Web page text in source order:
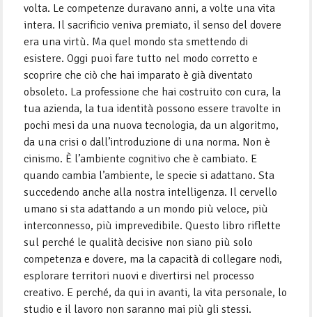
volta. Le competenze duravano anni, a volte una vita
intera. Il sacrificio veniva premiato, il senso del dovere
era una virtù. Ma quel mondo sta smet­tendo di
esistere. Oggi puoi fare tutto nel modo corretto e
scoprire che ciò che hai impa­rato è già diventato
obsoleto. La professione che hai costruito con cura, la
tua azienda, la tua identità possono essere travolte in
pochi mesi da una nuova tecnologia, da un algoritmo,
da una crisi o dall’introduzione di una norma. Non è
cinismo. È l’ambiente cognitivo che è cambiato. E
quando cam­bia l’ambiente, le specie si adattano. Sta
succedendo anche alla nostra intelligenza. Il cervello
umano si sta adattando a un mondo più veloce, più
interconnesso, più imprevedibile. Questo libro riflette
sul perché le qualità de­cisive non siano più solo
competenza e dovere, ma la capacità di col­legare nodi,
esplorare territori nuovi e divertirsi nel processo
creativo. E perché, da qui in avanti, la vita personale, lo
studio e il lavoro non saranno mai più gli stessi.